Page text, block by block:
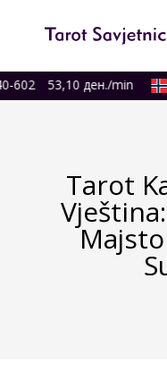
602 53,10 ден./min
Tarot